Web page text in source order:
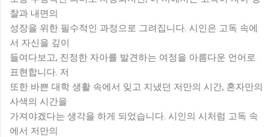
찰과 내면의
성장을 위한 필수적인 과정으로 그려집니다. 시인은 고독 속에
서 자신을 깊이
들여다보고, 진정한 자아를 발견하는 여정을 아름다운 언어로
표현합니다. 저
또한 바쁜 대학 생활 속에서 잊고 지냈던 저만의 시간, 혼자만의
사색의 시간을
가져야겠다는 생각을 하게 되었습니다. 시인의 시처럼 고독 속
에서 저만의